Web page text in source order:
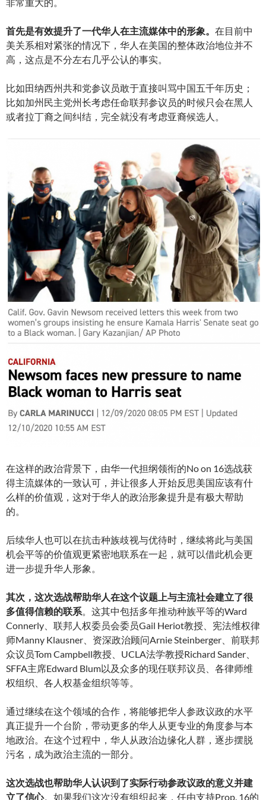
首先是有效提升了一代华人在主流媒体中的形象。 在目前中
美关系相对紧张的情况下，华人在美国的整体政治地位并不
高，这点是不分左右几乎公认的事实。
比如田纳西州共和党参议员敢于直接叫骂中国五千年历史；
比如加州民主党州长考虑任命联邦参议员的时候只会在黑人
或者拉丁裔之间纠结，完全就没有考虑亚裔候选人。
在这样的政治背景下，由华一代担纲领衔的No on 16选战获
得主流媒体的一致认可，并让很多人开始反思美国应该有什
么样的价值观，这对于华人的政治形象提升是有极大帮助
的。
后续华人也可以在抗击种族歧视与优待时，继续将此与美国
机会平等的价值观更紧密地联系在一起，就可以借此机会更
进一步提升华人形象。
其次，这次选战帮助华人在这个议题上与主流社会建立了很
多值得信赖的联系。这其中包括多年推动种族平等的Ward
Connerly、联邦人权委员会委员Gail Heriot教授、宪法维权律
师Manny Klausner、资深政治顾问Arnie Steinberger、前联邦
众议员Tom Campbell教授、UCLA法学教授Richard Sander、
SFFA主席Edward Blum以及众多的现任联邦议员、各律师维
权组织、各人权基金组织等等。
通过继续在这个领域的合作，将能够把华人参政议政的水平
真正提升一个台阶，带动更多的华人从更专业的角度参与本
地政治。在这个过程中，华人从政治边缘化人群，逐步摆脱
污名，成为政治主流的一部分。
这次选战也帮助华人认识到了实际行动参政议政的意义并建
立了信心。如果我们这次没有组织起来，任由支持Prop. 16的